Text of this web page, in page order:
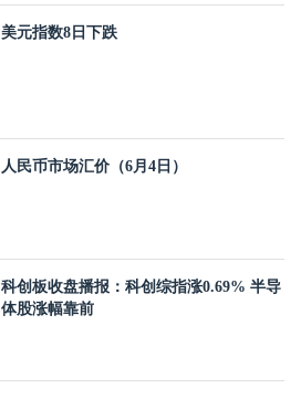
美元指数8日下跌
人民币市场汇价（6月4日）
科创板收盘播报：科创综指涨0.69% 半导
体股涨幅靠前